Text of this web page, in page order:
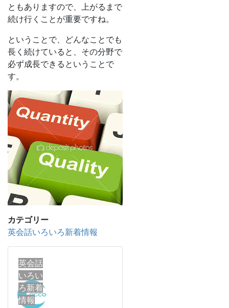
ともありますので、上がるまで
続け行くことが重要ですね。
ということで、どんなことでも
長く続けていると、その分野で
必ず成長できるということで
す。
カテゴリー
英会話いろいろ新着情報
英会話
いろい
ろ新着
情報